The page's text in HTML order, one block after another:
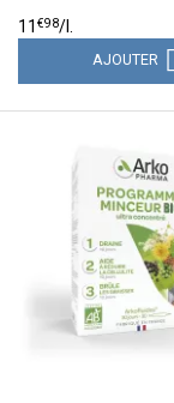
11 €98/l.
AJOUTER